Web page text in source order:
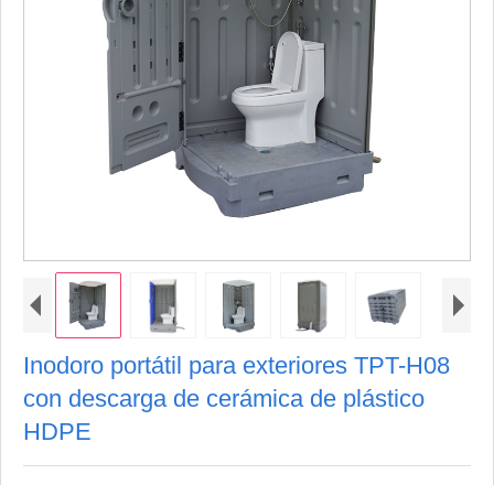
Inodoro portátil para exteriores TPT-H08
con descarga de cerámica de plástico
HDPE